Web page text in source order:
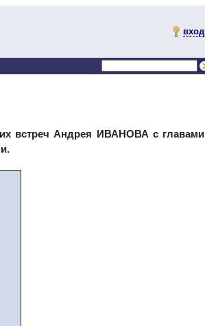
вход
встреч Андрея ИВАНОВА с главами